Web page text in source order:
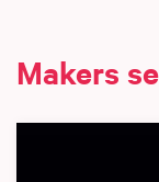
Makers